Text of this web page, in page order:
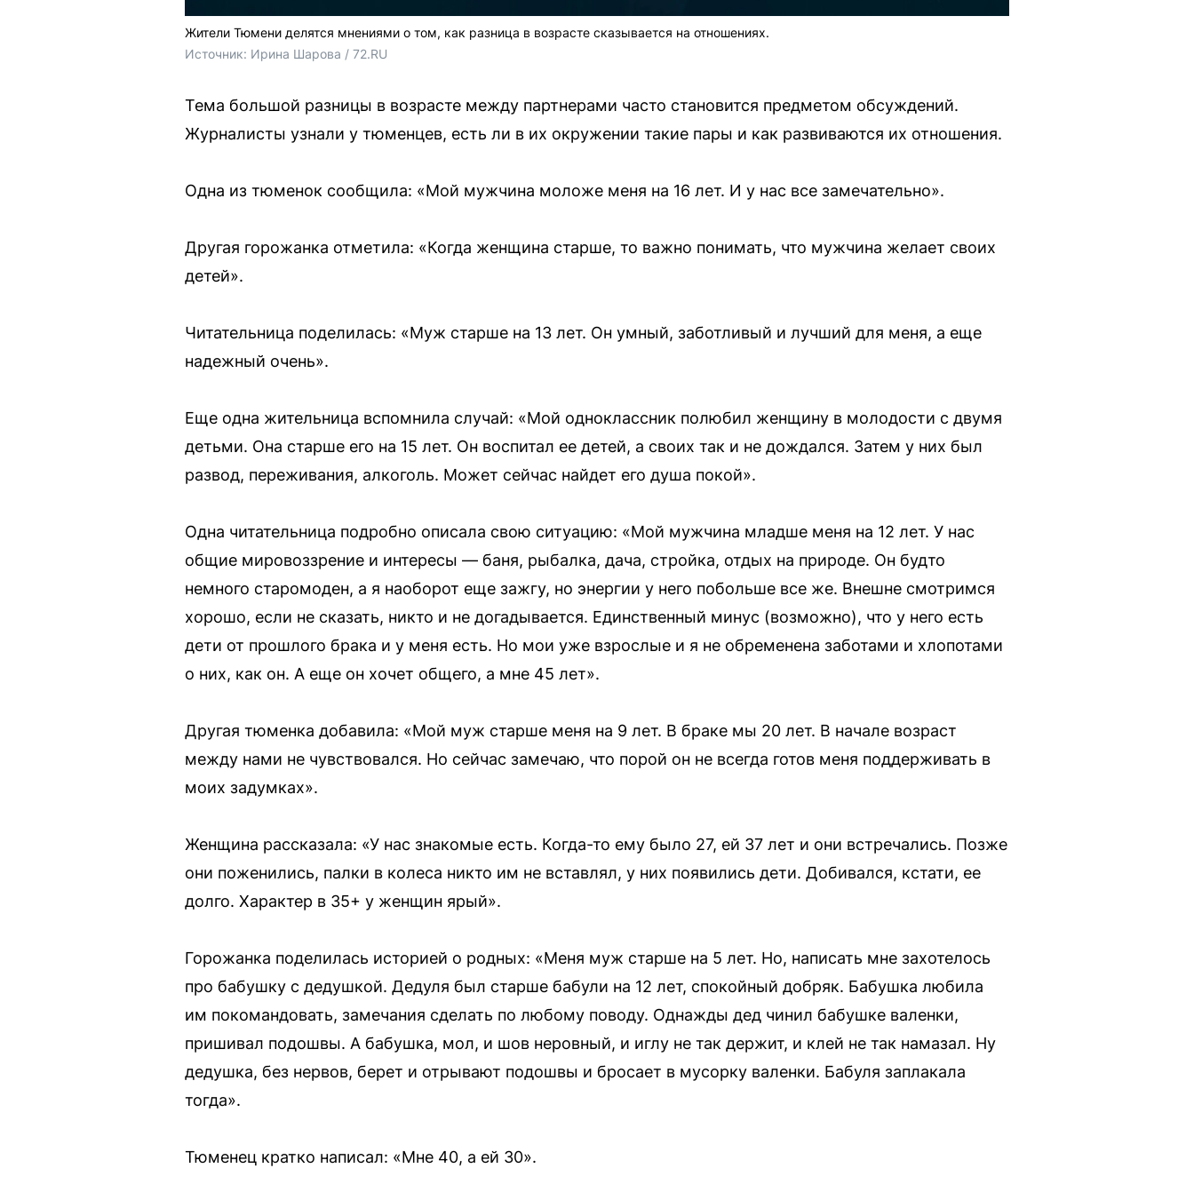
Жители Тюмени делятся мнениями о том, как разница в возрасте сказывается на отношениях.
Источник: Ирина Шарова / 72.RU
Тема большой разницы в возрасте между партнерами часто становится предметом обсуждений.
Журналисты узнали у тюменцев, есть ли в их окружении такие пары и как развиваются их отношения.
Одна из тюменок сообщила: «Мой мужчина моложе меня на 16 лет. И у нас все замечательно».
Другая горожанка отметила: «Когда женщина старше, то важно понимать, что мужчина желает своих
детей».
Читательница поделилась: «Муж старше на 13 лет. Он умный, заботливый и лучший для меня, а еще
надежный очень».
Еще одна жительница вспомнила случай: «Мой одноклассник полюбил женщину в молодости с двумя
детьми. Она старше его на 15 лет. Он воспитал ее детей, а своих так и не дождался. Затем у них был
развод, переживания, алкоголь. Может сейчас найдет его душа покой».
Одна читательница подробно описала свою ситуацию: «Мой мужчина младше меня на 12 лет. У нас
общие мировоззрение и интересы — баня, рыбалка, дача, стройка, отдых на природе. Он будто
немного старомоден, а я наоборот еще зажгу, но энергии у него побольше все же. Внешне смотримся
хорошо, если не сказать, никто и не догадывается. Единственный минус (возможно), что у него есть
дети от прошлого брака и у меня есть. Но мои уже взрослые и я не обременена заботами и хлопотами
о них, как он. А еще он хочет общего, а мне 45 лет».
Другая тюменка добавила: «Мой муж старше меня на 9 лет. В браке мы 20 лет. В начале возраст
между нами не чувствовался. Но сейчас замечаю, что порой он не всегда готов меня поддерживать в
моих задумках».
Женщина рассказала: «У нас знакомые есть. Когда-то ему было 27, ей 37 лет и они встречались. Позже
они поженились, палки в колеса никто им не вставлял, у них появились дети. Добивался, кстати, ее
долго. Характер в 35+ у женщин ярый».
Горожанка поделилась историей о родных: «Меня муж старше на 5 лет. Но, написать мне захотелось
про бабушку с дедушкой. Дедуля был старше бабули на 12 лет, спокойный добряк. Бабушка любила
им покомандовать, замечания сделать по любому поводу. Однажды дед чинил бабушке валенки,
пришивал подошвы. А бабушка, мол, и шов неровный, и иглу не так держит, и клей не так намазал. Ну
дедушка, без нервов, берет и отрывают подошвы и бросает в мусорку валенки. Бабуля заплакала
тогда».
Тюменец кратко написал: «Мне 40, а ей 30».